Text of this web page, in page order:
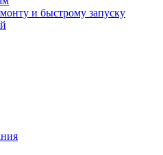
и быстрому запуску